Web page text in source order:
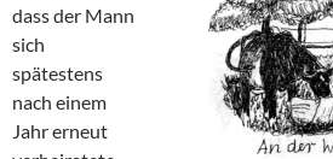
dass der Mann
sich
spätestens
nach einem
Jahr erneut